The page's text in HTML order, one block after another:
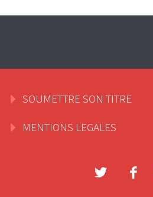
SOUMETTRE SON TITRE
MENTIONS LEGALES